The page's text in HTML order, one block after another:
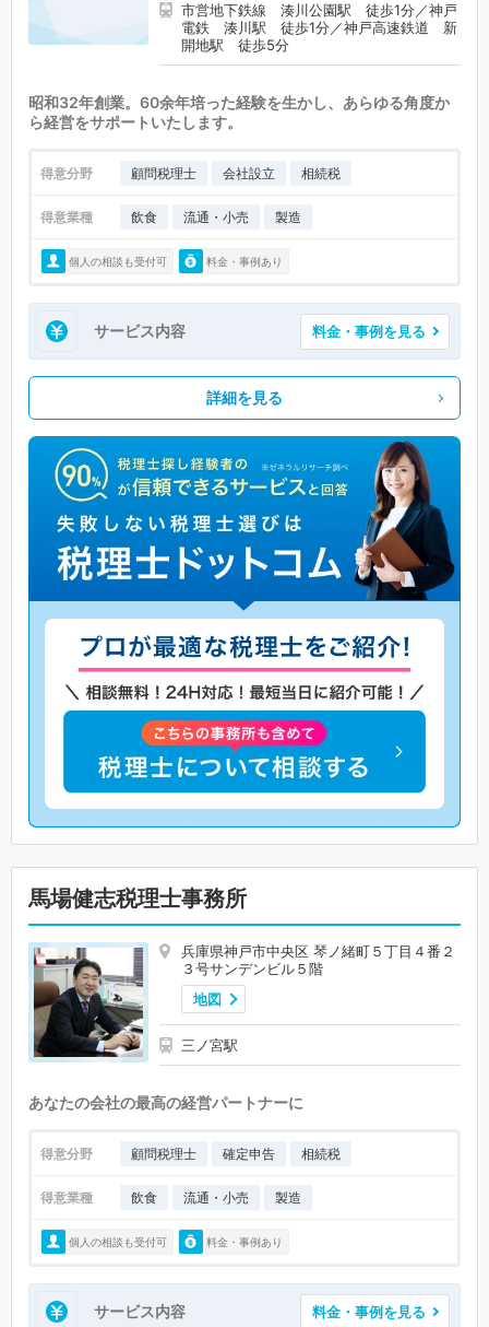
​​市営地下鉄線 湊川公園駅 徒歩1分／神戸
電鉄 湊川駅 徒歩1分／神戸高速鉄道 新
開地駅 徒歩5分
昭和32年創業。60余年培った経験を生かし、あらゆる角度か
ら経営をサポートいたします。
得意分野 顧問税理士 会社設立 相続税
得意業種 飲食 流通・小売 製造
個人の相談も受付可 料金・事例あり
サービス内容 料金・事例を見る
詳細を見る
馬場健志税理士事務所
兵庫県神戸市中央区 琴ノ緒町５丁目４番２
３号サンデンビル５階
地図
三ノ宮駅
あなたの会社の最高の経営パートナーに
得意分野 顧問税理士 確定申告 相続税
得意業種 飲食 流通・小売 製造
個人の相談も受付可 料金・事例あり
サービス内容 料金・事例を見る